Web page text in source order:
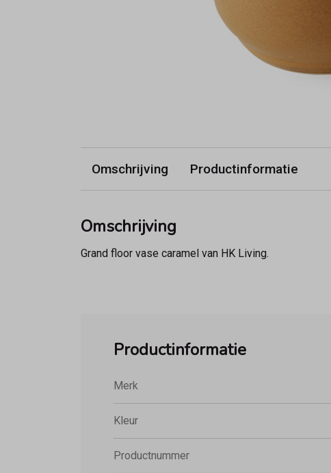
Omschrijving Productinformatie
Omschrijving
Grand floor vase caramel van HK Living.
Productinformatie
Merk
Kleur
Productnummer